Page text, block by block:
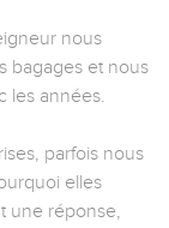
nous
bagages et nous
les années.
parfois nous
elles
une réponse,